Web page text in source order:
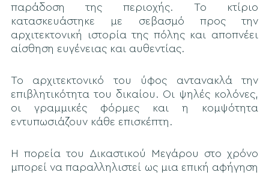
παράδοση της περιοχής. Το κτίριο
κατασκευάστηκε με σεβασμό προς την
αρχιτεκτονική ιστορία της πόλης και αποπνέει
αίσθηση ευγένειας και αυθεντίας.
Το αρχιτεκτονικό του ύφος αντανακλά την
επιβλητικότητα του δικαίου. Οι ψηλές κολόνες,
οι γραμμικές φόρμες και η κομψότητα
εντυπωσιάζουν κάθε επισκέπτη.
Η πορεία του Δικαστικού Μεγάρου στο χρόνο
μπορεί να παραλληλιστεί ως μια επική αφήγηση